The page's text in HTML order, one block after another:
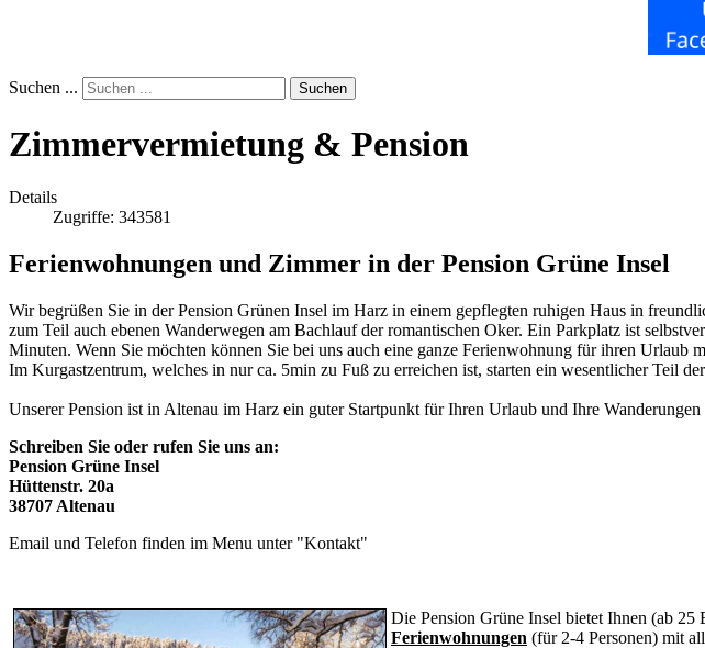
Suchen ... Suchen
Zimmervermietung & Pension
Details
Zugriffe: 343581
Ferienwohnungen und Zimmer in der Pension Grüne Insel
Wir begrüßen Sie in der Pension Grünen Insel im Harz in einem gepflegten ruhigen Haus in
zum Teil auch ebenen Wanderwegen am Bachlauf der romantischen Oker. Ein Parkplatz ist
Minuten. Wenn Sie möchten können Sie bei uns auch eine ganze Ferienwohnung für ihren
Im Kurgastzentrum, welches in nur ca. 5min zu Fuß zu erreichen ist, starten ein wesentlicher Teil
Unserer Pension ist in Altenau im Harz ein guter Startpunkt für Ihren Urlaub und Ihre
Schreiben Sie oder rufen Sie uns an:
Pension Grüne Insel
Hüttenstr. 20a
38707 Altenau
Email und Telefon finden im Menu unter "Kontakt"
Die Pension Grüne Insel bietet Ihnen (ab 25
Ferienwohnungen (für 2-4 Personen) mit